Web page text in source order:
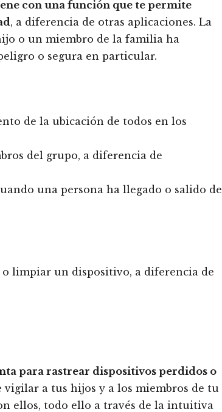
con una función que te permite
, a diferencia de otras aplicaciones. La
o un miembro de la familia ha
o segura en particular.
de la ubicación de todos en los
del grupo, a diferencia de
una persona ha llegado o salido de
limpiar un dispositivo, a diferencia de
para rastrear dispositivos perdidos o
a tus hijos y a los miembros de tu
ellos, todo ello a través de la intuitiva